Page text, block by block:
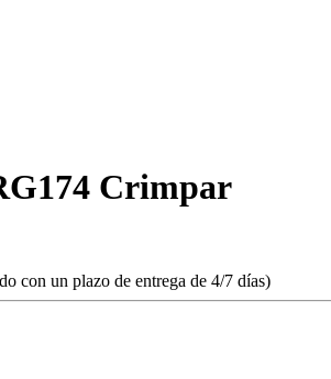
Crimpar
con un plazo de entrega de 4/7 días)